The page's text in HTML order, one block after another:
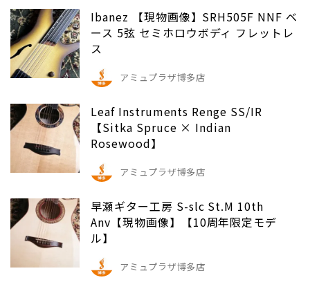
Ibanez 【現物画像】SRH505F NNF ベ
ース 5弦 セミホロウボディ フレットレ
ス
アミュプラザ博多店
Leaf Instruments Renge SS/IR
【Sitka Spruce × Indian
Rosewood】
アミュプラザ博多店
早瀬ギター工房 S-slc St.M 10th
Anv【現物画像】【10周年限定モデ
ル】
アミュプラザ博多店